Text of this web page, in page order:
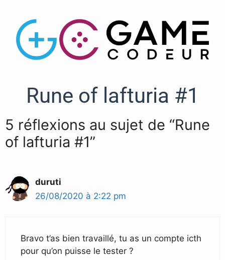
Rune of lafturia #1
5 réflexions au sujet de “Rune
of lafturia #1”
duruti
26/08/2020 à 2:22 pm
Bravo t’as bien travaillé, tu as un compte icth
pour qu’on puisse le tester ?